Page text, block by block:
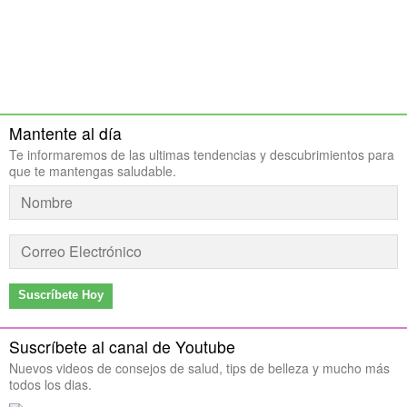
Mantente al día
Te informaremos de las ultimas tendencias y descubrimientos para
que te mantengas saludable.
Suscríbete Hoy
Suscríbete al canal de Youtube
Nuevos videos de consejos de salud, tips de belleza y mucho más
todos los dias.